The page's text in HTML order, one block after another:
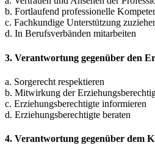
b. Fortlaufend professionelle
c. Fachkundige Unterstützung
d. In Berufsverbänden mitarbeiten
3. Verantwortung gegenüber den
a. Sorgerecht respektieren
b. Mitwirkung der
c. Erziehungsberechtigte informieren
d. Erziehungsberechtigte beraten
4. Verantwortung gegenüber dem